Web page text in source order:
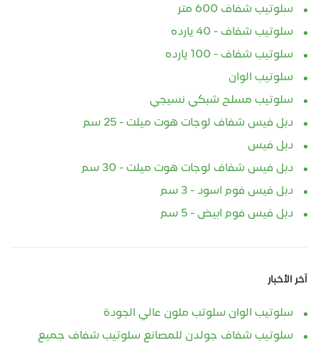
سلوتيب شفاف 600 متر
سلوتيب شفاف - 40 يارده
سلوتيب شفاف - 100 يارده
سلوتيب الوان
سلوتيب مسلح شبكي نسيجي
دبل فيس شفاف لوجات هوت ميلت - 25 سم
دبل فيس
دبل فيس شفاف لوجات هوت ميلت - 30 سم
دبل فيس فوم اسود - 3 سم
دبل فيس فوم ابيض - 5 سم
آخر الأخبار
سلوتيب الوان سلوتب ملون عالي الجودة
سلوتيب شفاف جولدن للمصانع سلوتيب شفاف جميع